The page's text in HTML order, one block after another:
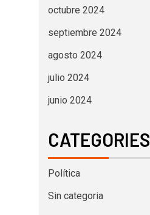
octubre 2024
septiembre 2024
agosto 2024
julio 2024
junio 2024
CATEGORIES
Política
Sin categoria